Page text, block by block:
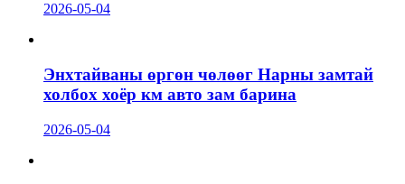
2026-05-04
Энхтайваны өргөн чөлөөг Нарны замтай
холбох хоёр км авто зам барина
2026-05-04